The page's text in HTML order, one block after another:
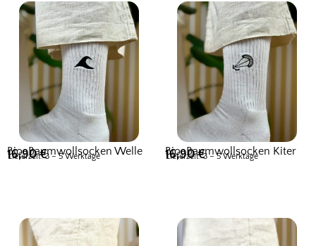
Bio-Baumwollsocken Welle
16,90€
Lieferzeit: 3 – 5 Werktage Bio-Baumwollsocken Kiter
16,90€
Lieferzeit: 3 – 5 Werktage